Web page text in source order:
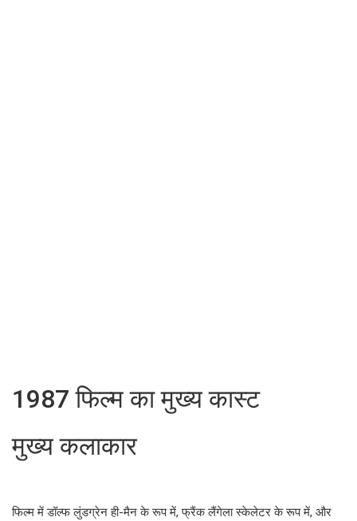
1987 फिल्म का मुख्य कास्ट
मुख्य कलाकार
फिल्म में डॉल्फ लुंडग्रेन ही-मैन के रूप में, फ्रैंक लैंगेला स्केलेटर के रूप में, और